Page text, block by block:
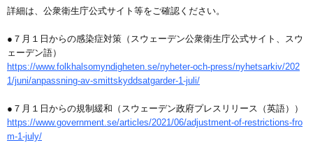
詳細は、公衆衛生庁公式サイト等をご確認ください。
●７月１日からの感染症対策（スウェーデン公衆衛生庁公式サイト、スウ
ェーデン語）
https://www.folkhalsomyndigheten.se/nyheter-och-press/nyhetsarkiv/202
1/juni/anpassning-av-smittskyddsatgarder-1-juli/
●７月１日からの規制緩和（スウェーデン政府プレスリリース（英語））
https://www.government.se/articles/2021/06/adjustment-of-restrictions-fro
m-1-july/